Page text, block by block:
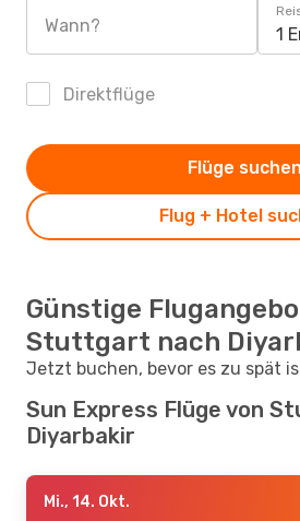
Wann? 1
Direktflüge
Flug + Hotel
Flüge suchen
Günstige
Stuttgart nach
Jetzt buchen, bevor es zu spät
Sun Express Flüge von
Diyarbakir
Mi., 14. Okt.